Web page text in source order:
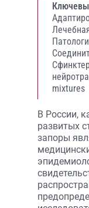
mixtures
В России,
развитых
запоры